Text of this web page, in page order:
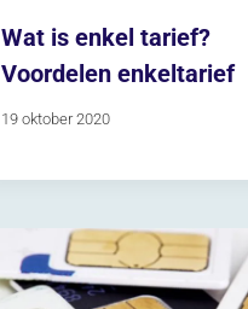
Wat is enkel tarief?
Voordelen enkeltarief
19 oktober 2020